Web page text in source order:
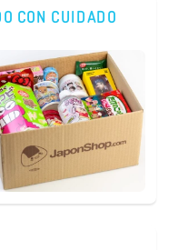
CON CUIDADO